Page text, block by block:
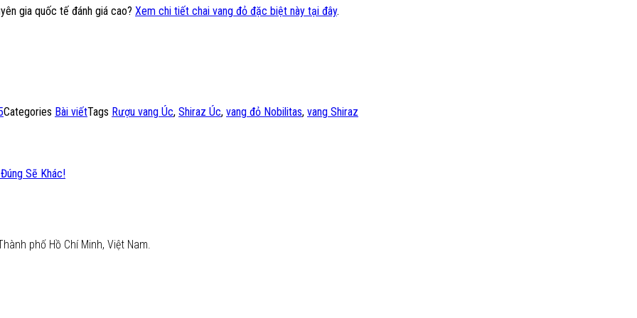
gia quốc tế đánh giá cao? Xem chi tiết chai vang đỏ đặc biệt này tại đây.
Categories Bài viếtTags Rượu vang Úc, Shiraz Úc, vang đỏ Nobilitas, vang Shiraz
Sẽ Khác!
phố Hồ Chí Minh, Việt Nam.